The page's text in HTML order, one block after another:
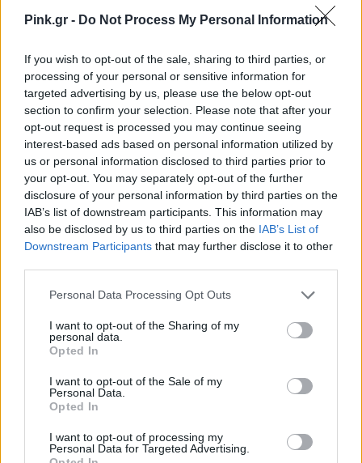
Pink.gr - Do Not Process My Personal Information
If you wish to opt-out of the sale, sharing to third parties, or
processing of your personal or sensitive information for
targeted advertising by us, please use the below opt-out
section to confirm your selection. Please note that after your
opt-out request is processed you may continue seeing
interest-based ads based on personal information utilized by
us or personal information disclosed to third parties prior to
your opt-out. You may separately opt-out of the further
disclosure of your personal information by third parties on the
IAB’s list of downstream participants. This information may
also be disclosed by us to third parties on the IAB’s List of
Downstream Participants that may further disclose it to other
Personal Data Processing Opt Outs
I want to opt-out of the Sharing of my
personal data.
Opted In
I want to opt-out of the Sale of my
Personal Data.
Opted In
I want to opt-out of processing my
Personal Data for Targeted Advertising.
Ακολουθήστε το Pink.gr στοGoogle News
και
Ακολουθήστε το Pink.gr και στο
ΔΙΑΦΗΜΙΣΗ